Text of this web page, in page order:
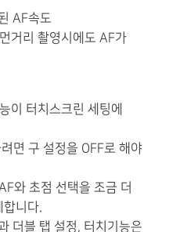
AF속도
거리 촬영시에도 AF가
이 터치스크린 세팅에
면 구 설정을 OFF로 해야
와 초점 선택을 조금 더
합니다.
더블 탭 설정, 터치기능은